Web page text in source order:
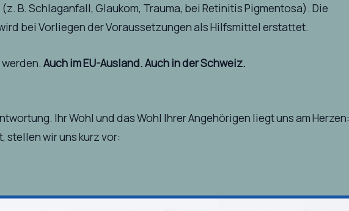
B. Schlaganfall, Glaukom, Trauma, bei Retinitis Pigmentosa). Die
bei Vorliegen der Voraussetzungen als Hilfsmittel erstattet.
Auch im EU-Ausland. Auch in der Schweiz.
Ihr Wohl und das Wohl Ihrer Angehörigen liegt uns am Herzen:
stellen wir uns kurz vor: